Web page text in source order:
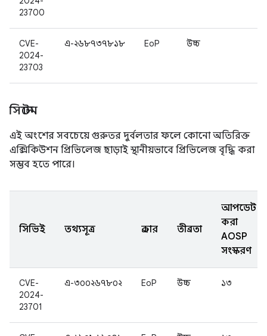
23700
CVE-
2024-
23703
এ-২৬৮৭৩৭৮১৮ EoP উচ্চ
সিস্টেম
এই অংশের সবচেয়ে গুরুতর দুর্বলতার ফলে কোনো অতিরিক্ত
এক্সিকিউশন প্রিভিলেজ ছাড়াই স্থানীয়ভাবে প্রিভিলেজ বৃদ্ধি করা
সম্ভব হতে পারে।
সিভিই তথ্যসূত্র প্রকার তীব্রতা
আপডেট
করা
AOSP
সংস্করণ
CVE-
2024-
23701
এ-৩০০২৬৭৮০২ EoP উচ্চ ১৩